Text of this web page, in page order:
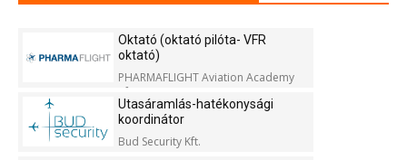
Oktató (oktató pilóta- VFR
oktató)
PHARMAFLIGHT Aviation Academy
Kft.
Utasáramlás-hatékonysági
koordinátor
Bud Security Kft.